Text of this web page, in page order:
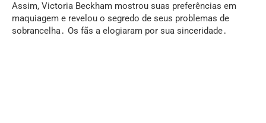
Assim, Victoria Beckham mostrou suas preferências em
maquiagem e revelou o segredo de seus problemas de
sobrancelha․ Os fãs a elogiaram por sua sinceridade․